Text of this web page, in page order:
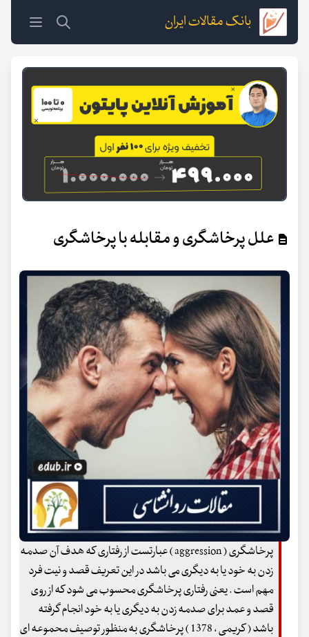
بانک مقالات ایران
علل پرخاشگری و مقابله با پرخاشگری
پرخاشگری ( aggression ) عبارتست از رفتاری که هدف آن صدمه
زدن به خود یا به دیگری می باشد در این تعریف قصد و نیت فرد
مهم است . یعنی رفتاری پرخاشگری محسوب می شود که از روی
قصد و عمد برای صدمه زدن به دیگری یا به خود انجام گرفته
باشد ( کریمی ، 1378 ) پرخاشگری به منظور توصیف محموعه ای